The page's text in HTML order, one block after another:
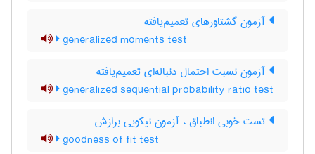
آزمون گشتاورهای تعمیم‌یافته
generalized moments test
آزمون نسبت احتمال دنباله‌ای تعمیم‌یافته
generalized sequential probability ratio test
تست خوبی انطباق ، آزمون نیکویی برازش
goodness of fit test